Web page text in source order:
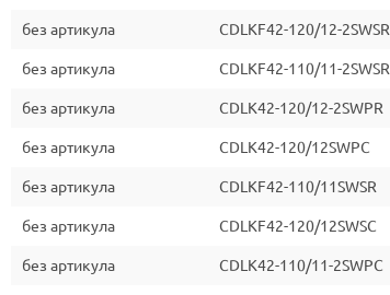
без артикула CDLKF42-120/12-2SWSR
без артикула CDLKF42-110/11-2SWSR
без артикула CDLK42-120/12-2SWPR
без артикула CDLK42-120/12SWPC
без артикула CDLKF42-110/11SWSR
без артикула CDLKF42-120/12SWSC
без артикула CDLK42-110/11-2SWPC